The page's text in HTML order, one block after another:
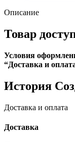
Описание
Товар
Условия
“Доставка и
История
Доставка и оплата
Доставка